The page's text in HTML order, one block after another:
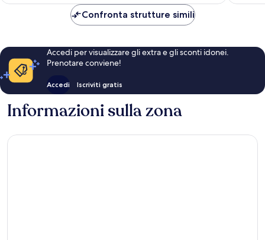
239 €
Confronta strutture simili
Accedi per visualizzare gli extra e gli sconti idonei.
Prenotare conviene!
Accedi Iscriviti gratis
Informazioni sulla zona